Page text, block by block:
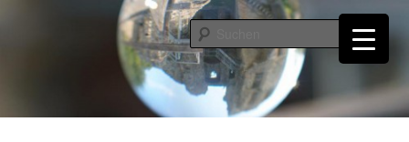
Burgruine Windhaag bei Perg